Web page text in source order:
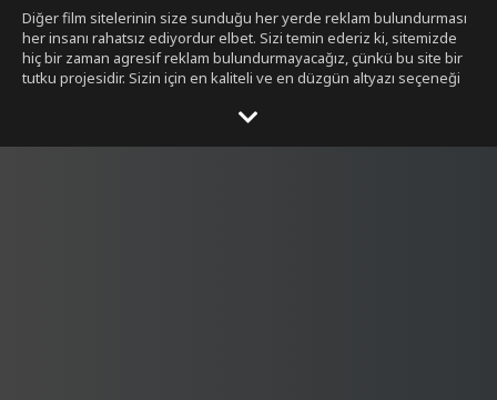
Diğer film sitelerinin size sunduğu her yerde reklam bulundurması
her insanı rahatsız ediyordur elbet. Sizi temin ederiz ki, sitemizde
hiç bir zaman agresif reklam bulundurmayacağız, çünkü bu site bir
tutku projesidir. Sizin için en kaliteli ve en düzgün altyazı seçeneği